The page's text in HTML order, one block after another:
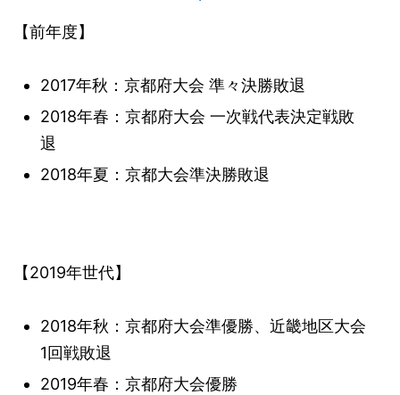
【前年度】
2017年秋：京都府大会 準々決勝敗退
2018年春：京都府大会 一次戦代表決定戦敗
退
2018年夏：京都大会準決勝敗退
【2019年世代】
2018年秋：京都府大会準優勝、近畿地区大会
1回戦敗退
2019年春：京都府大会優勝